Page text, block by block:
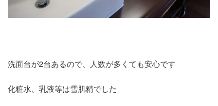
洗面台が2台あるので、人数が多くても安心です
化粧水、乳液等は雪肌精でした